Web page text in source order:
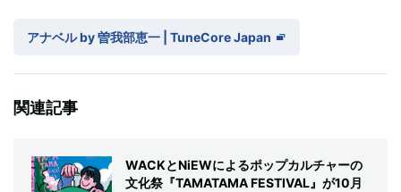
アナベル by 曽我部恵一 | TuneCore Japan
関連記事
WACKとNiEWによるポップカルチャーの
文化祭『TAMATAMA FESTIVAL』が10月